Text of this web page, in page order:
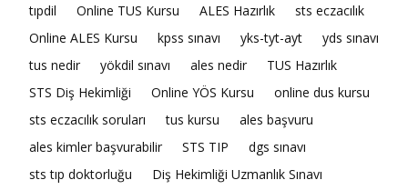
tıpdil
Online TUS Kursu ALES Hazırlık
sts eczacılık
Online ALES Kursu
kpss sınavı yks-tyt-ayt
yds sınavı
tus nedir
yökdil sınavı ales nedir
TUS Hazırlık
STS Diş Hekimliği
Online YÖS Kursu
online dus kursu
sts eczacılık soruları
tus kursu
ales başvuru
ales kimler başvurabilir
STS TIP
dgs sınavı
sts tıp doktorluğu
Diş Hekimliği Uzmanlık Sınavı